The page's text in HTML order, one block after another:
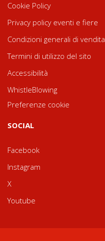
Cookie Policy
Privacy policy eventi e fiere
Condizioni generali di vendita
Termini di utilizzo del sito
Accessibilità
WhistleBlowing
Preferenze cookie
SOCIAL
Facebook
Instagram
X
Youtube